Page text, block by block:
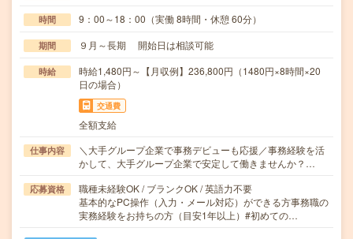
時間 9：00～18：00（実働 8時間・休憩 60分）
期間 ９月～長期 開始日は相談可能
時給
時給1,480円～【月収例】236,800円（1480円×8時間×20
日の場合）
交通費
全額支給
仕事内容
＼大手グループ企業で事務デビューも応援／事務経験を活
かして、大手グループ企業で安定して働きませんか？…
応募資格
職種未経験OK / ブランクOK / 英語力不要
基本的なPC操作（入力・メール対応）ができる方事務職の
実務経験をお持ちの方（目安1年以上）#初めての…